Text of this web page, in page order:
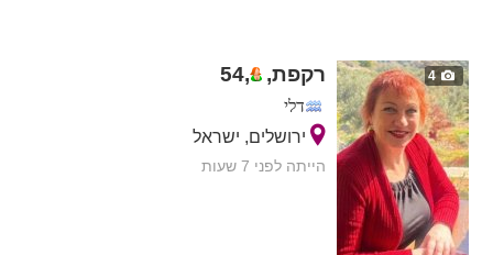
4 רקפת, ,
54
דלי
ירושלים, ישראל
הייתה לפני 7 שעות